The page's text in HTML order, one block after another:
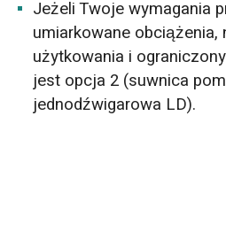
Jeżeli Twoje wymagania
umiarkowane
użytkowania i
jest opcja 2 (suwnica
jednodźwigarowa LD).